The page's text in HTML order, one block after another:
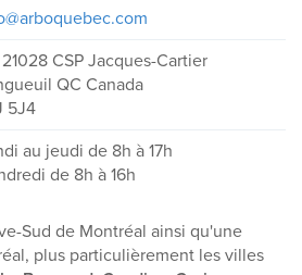
21028 CSP Jacques-Cartier
QC Canada
5J4
au jeudi de 8h à 17h
de 8h à 16h
Sud de Montréal ainsi qu'une
plus particulièrement les villes